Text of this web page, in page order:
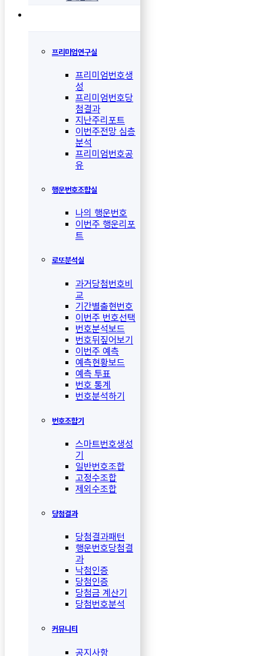
프리미엄연구실
프리미엄번호생
성
프리미엄번호당
첨결과
지난주리포트
이번주전망 심층
분석
프리미엄번호공
유
행운번호조합실
나의 행운번호
이번주 행운리포
트
로또분석실
과거당첨번호비
교
기간별출현번호
이번주 번호선택
번호분석보드
번호뒤짚어보기
이번주 예측
예측현황보드
예측 투표
번호 통계
번호분석하기
번호조합기
스마트번호생성
기
일반번호조합
고정수조합
제외수조합
당첨결과
당첨결과패턴
행운번호당첨결
과
낙첨인증
당첨인증
당첨금 계산기
당첨번호분석
커뮤니티
공지사항